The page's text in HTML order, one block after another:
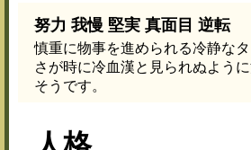
努力 我慢 堅実 真面目 逆転
慎重に物事を進められる冷静な
さが時に冷血漢と見られぬよう
そうです。